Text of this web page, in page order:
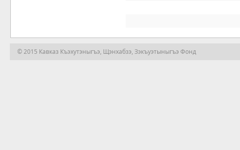
© 2015 Кавказ Къэхутэныгъэ, Щэнхабзэ, Зэкъуэтыныгъэ Фонд